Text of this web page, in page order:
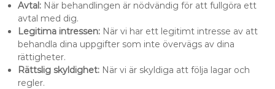
Avtal:När behandlingen är nödvändig för att fullgöra ett
avtal med dig.
Legitima intressen:När vi har ett legitimt intresse av att
behandla dina uppgifter som inte övervägs av dina
rättigheter.
Rättslig skyldighet:När vi är skyldiga att följa lagar och
regler.